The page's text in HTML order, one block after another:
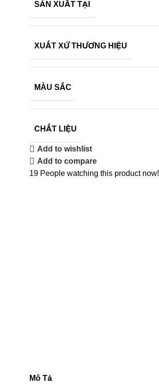
SẢN XUẤT TẠI
XUẤT XỨ THƯƠNG HIỆU
MÀU SẮC
CHẤT LIỆU
Add to wishlist
Add to compare
19 People watching this product now!
Mô Tả